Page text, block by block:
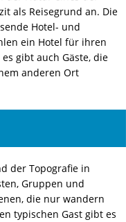
als Reisegrund an. Die
Hotel- und
ein Hotel für ihren
gibt auch Gäste, die
anderen Ort
der Topografie in
Gruppen und
die nur wandern
typischen Gast gibt es